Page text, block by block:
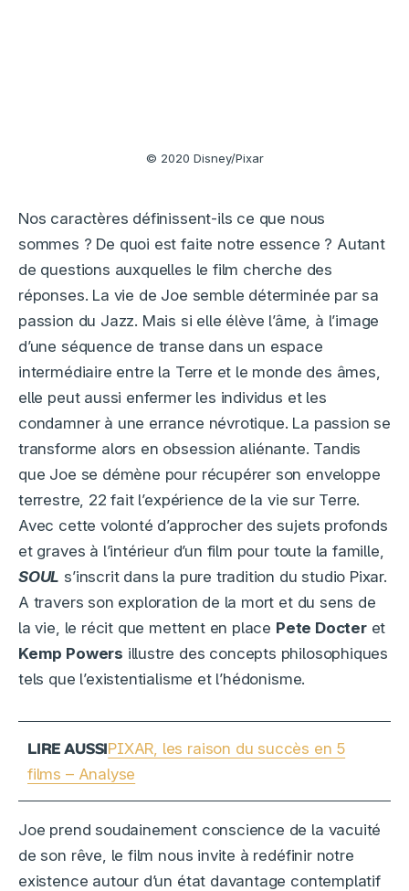
© 2020 Disney/Pixar
Nos caractères définissent-ils ce que nous
sommes ? De quoi est faite notre essence ? Autant
de questions auxquelles le film cherche des
réponses. La vie de Joe semble déterminée par sa
passion du Jazz. Mais si elle élève l’âme, à l’image
d’une séquence de transe dans un espace
intermédiaire entre la Terre et le monde des âmes,
elle peut aussi enfermer les individus et les
condamner à une errance névrotique. La passion se
transforme alors en obsession aliénante. Tandis
que Joe se démène pour récupérer son enveloppe
terrestre, 22 fait l’expérience de la vie sur Terre.
Avec cette volonté d’approcher des sujets profonds
et graves à l’intérieur d’un film pour toute la famille,
SOUL s’inscrit dans la pure tradition du studio Pixar.
A travers son exploration de la mort et du sens de
la vie, le récit que mettent en place Pete Docteret
Kemp Powers illustre des concepts philosophiques
tels que l’existentialisme et l’hédonisme.
PIXAR, les raison du succès en 5
films – Analyse
Joe prend soudainement conscience de la vacuité
de son rêve, le film nous invite à redéfinir notre
existence autour d’un état davantage contemplatif